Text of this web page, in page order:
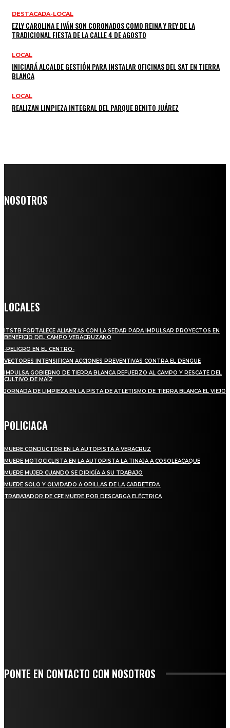
DESTACADA-LOCAL
EZLY CAROLINA E IVÁN SON CORONADOS COMO REINA Y REY DE LA
TRADICIONAL FIESTA DE LA CALLE 4 DE AGOSTO
LOCAL
INICIARÁ ALCALDE GESTIÓN PARA INSTALAR OFICINAS DEL SAT EN TIERRA
BLANCA
LOCAL
REALIZAN LIMPIEZA INTEGRAL DEL PARQUE BENITO JUÁREZ
NOSOTROS
LOCALES
ITSTB FORTALECE ALIANZAS CON LA SEDAR PARA IMPULSAR PROYECTOS EN
BENEFICIO DEL CAMPO VERACRUZANO
-PELIGRO EN EL CENTRO-
VECTORES INTENSIFICAN ACCIONES PREVENTIVAS CONTRA EL DENGUE
IMPULSA GOBIERNO DE TIERRA BLANCA REFUERZO AL CAMPO Y RESCATE DEL
CULTIVO DE MAÍZ
JORNADA DE LIMPIEZA EN LA PISTA DE ATLETISMO DE TIERRA BLANCA EL VIEJO
POLICIACA
MUERE CONDUCTOR EN LA AUTOPISTA A VERACRUZ
MUERE MOTOCICLISTA EN LA AUTOPISTA LA TINAJA A COSOLEACAQUE
MUERE MUJER CUANDO SE DIRIGÍA A SU TRABAJO
MUERE SOLO Y OLVIDADO A ORILLAS DE LA CARRETERA
TRABAJADOR DE CFE MUERE POR DESCARGA ELÉCTRICA
PONTE EN CONTACTO CON NOSOTROS